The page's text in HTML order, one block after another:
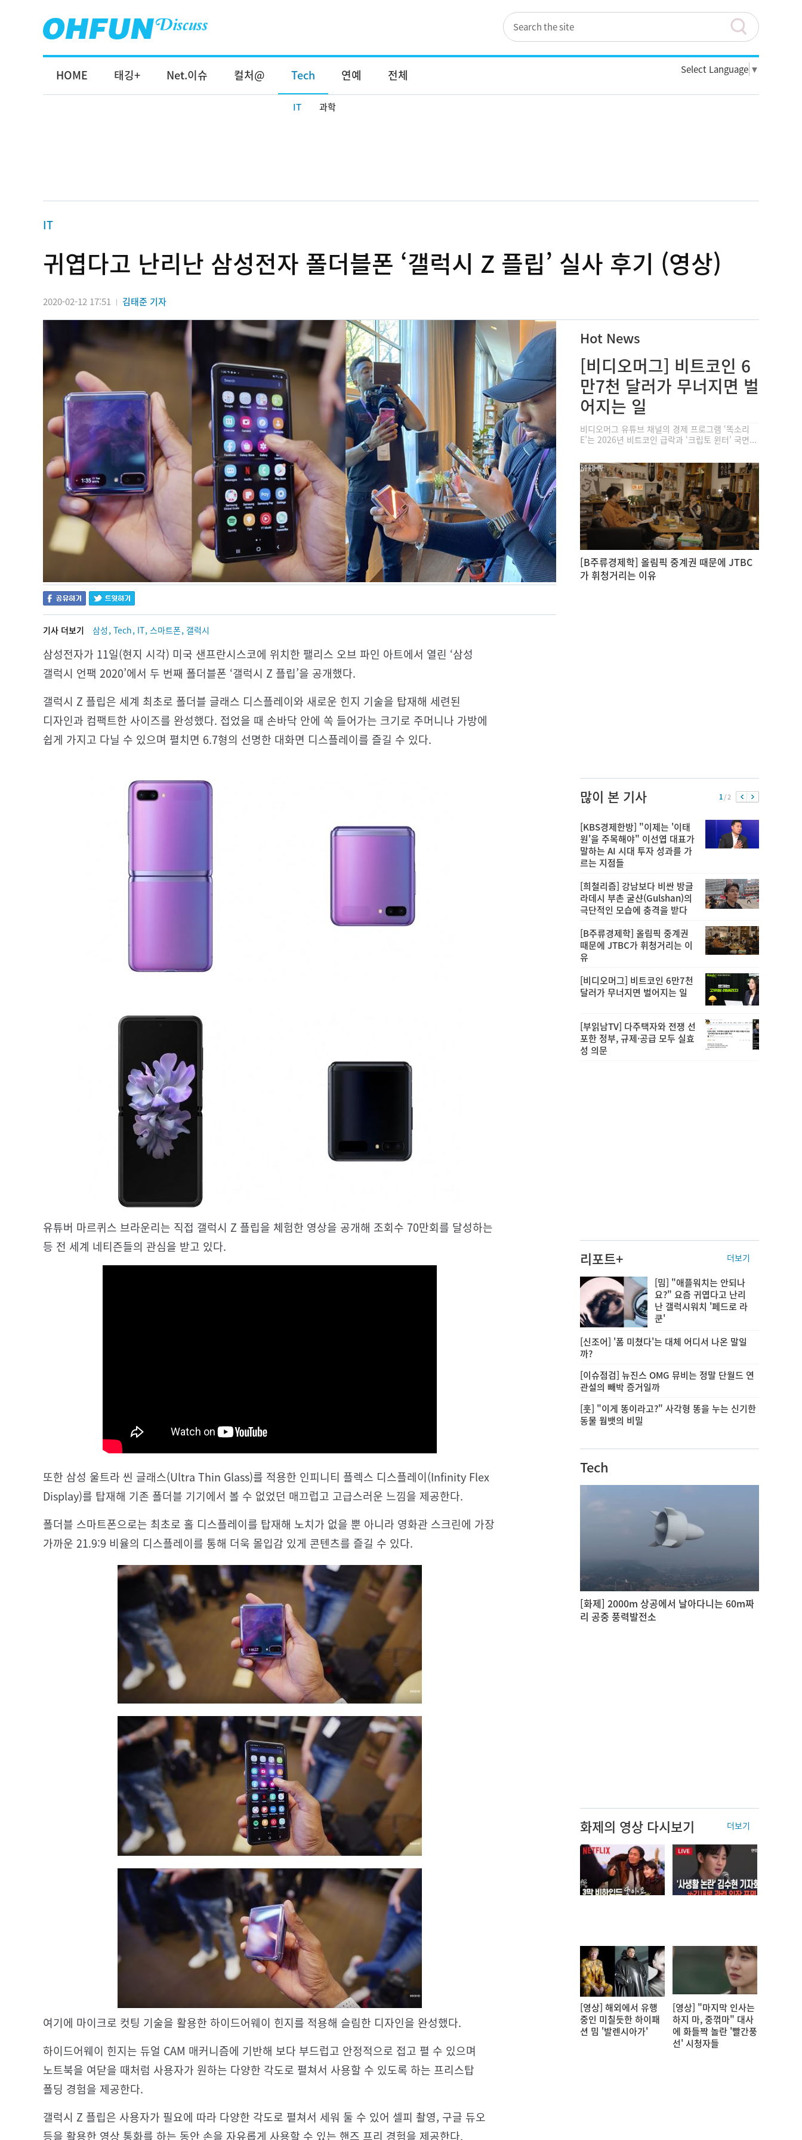
HOME 태깅+ Net.이슈 컬처@ Tech
IT 과학
연예 전체 Select Language ▼
IT
귀엽다고 난리난 삼성전자 폴더블폰 ‘갤럭시 Z 플립’ 실사 후기 (영상)
2020-02-12 17:51 | 김태준 기자
기사 더보기 삼성, Tech, IT, 스마트폰, 갤럭시
삼성전자가 11일(현지 시각) 미국 샌프란시스코에 위치한 팰리스 오브 파인 아트에서 열린 ‘삼성
갤럭시 언팩 2020’에서 두 번째 폴더블폰 ‘갤럭시 Z 플립’을 공개했다.
갤럭시 Z 플립은 세계 최초로 폴더블 글래스 디스플레이와 새로운 힌지 기술을 탑재해 세련된
디자인과 컴팩트한 사이즈를 완성했다. 접었을 때 손바닥 안에 쏙 들어가는 크기로 주머니나 가방에
쉽게 가지고 다닐 수 있으며 펼치면 6.7형의 선명한 대화면 디스플레이를 즐길 수 있다.
유튜버 마르퀴스 브라운리는 직접 갤럭시 Z 플립을 체험한 영상을 공개해 조회수 70만회를 달성하는
등 전 세계 네티즌들의 관심을 받고 있다.
또한 삼성 울트라 씬 글래스(Ultra Thin Glass)를 적용한 인피니티 플렉스 디스플레이(Infinity Flex
Display)를 탑재해 기존 폴더블 기기에서 볼 수 없었던 매끄럽고 고급스러운 느낌을 제공한다.
폴더블 스마트폰으로는 최초로 홀 디스플레이를 탑재해 노치가 없을 뿐 아니라 영화관 스크린에 가장
가까운 21.9:9 비율의 디스플레이를 통해 더욱 몰입감 있게 콘텐츠를 즐길 수 있다.
여기에 마이크로 컷팅 기술을 활용한 하이드어웨이 힌지를 적용해 슬림한 디자인을 완성했다.
하이드어웨이 힌지는 듀얼 CAM 매커니즘에 기반해 보다 부드럽고 안정적으로 접고 펼 수 있으며
노트북을 여닫을 때처럼 사용자가 원하는 다양한 각도로 펼쳐서 사용할 수 있도록 하는 프리스탑
폴딩 경험을 제공한다.
갤럭시 Z 플립은 사용자가 필요에 따라 다양한 각도로 펼쳐서 세워 둘 수 있어 셀피 촬영, 구글 듀오
등을 활용한 영상 통화를 하는 동안 손을 자유롭게 사용할 수 있는 핸즈 프리 경험을 제공한다.
Hot News
[비디오머그] 비트코인 6
만7천 달러가 무너지면 벌
어지는 일
비디오머그 유튜브 채널의 경제 프로그램 ‘똑소리
E’는 2026년 비트코인 급락과 ‘크립토 윈터’ 국면...
[B주류경제학] 올림픽 중계권 때문에 JTBC
가 휘청거리는 이유
많이 본 기사 1/ 2
[KBS경제한방] "이제는 '이태
원'을 주목해야" 이선엽 대표가
말하는 AI 시대 투자 성과를 가
르는 지점들
[희철리즘] 강남보다 비싼 방글
라데시 부촌 굴샨(Gulshan)의
극단적인 모습에 충격을 받다
[B주류경제학] 올림픽 중계권
때문에 JTBC가 휘청거리는 이
유
[비디오머그] 비트코인 6만7천
달러가 무너지면 벌어지는 일
[부읽남TV] 다주택자와 전쟁 선
포한 정부, 규제·공급 모두 실효
성 의문
리포트+ 더보기
[밈] "애플워치는 안되나
요?" 요즘 귀엽다고 난리
난 갤럭시워치 '페드로 라
쿤'
[신조어] '폼 미쳤다'는 대체 어디서 나온 말일
까?
[이슈점검] 뉴진스 OMG 뮤비는 정말 단월드 연
관설의 빼박 증거일까
[훗] "이게 똥이라고?" 사각형 똥을 누는 신기한
동물 웜뱃의 비밀
Tech
[화제] 2000m 상공에서 날아다니는 60m짜
리 공중 풍력발전소
화제의 영상 다시보기 더보기
[영상] 해외에서 유행
중인 미칠듯한 하이패
션 밈 '발렌시아가'
[영상] "마지막 인사는
하지 마, 중꺾마" 대사
에 화들짝 놀란 '빨간풍
선' 시청자들